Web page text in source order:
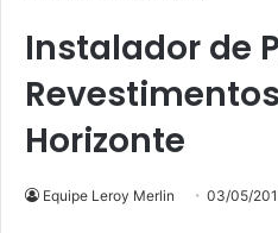
Instalador de
Horizonte
Equipe Leroy Merlin 03/05/